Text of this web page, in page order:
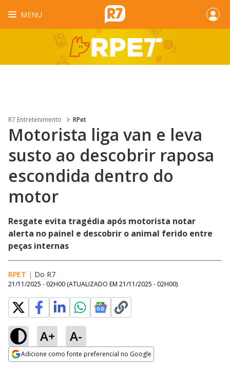
MENU
R7 Entretenimento RPet
Motorista liga van e leva
susto ao descobrir raposa
escondida dentro do
motor
Resgate evita tragédia após motorista notar
alerta no painel e descobrir o animal ferido entre
peças internas
RPET | Do R7
21/11/2025 - 02H00 (ATUALIZADO EM 21/11/2025 - 02H00)
A+ A-
Adicione como fonte preferencial no Google